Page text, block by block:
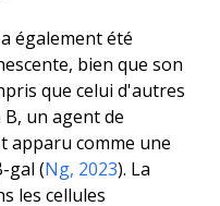
également été
bien que son
que celui d'autres
un agent de
apparu comme une
gal (Ng, 2023). La
les cellules